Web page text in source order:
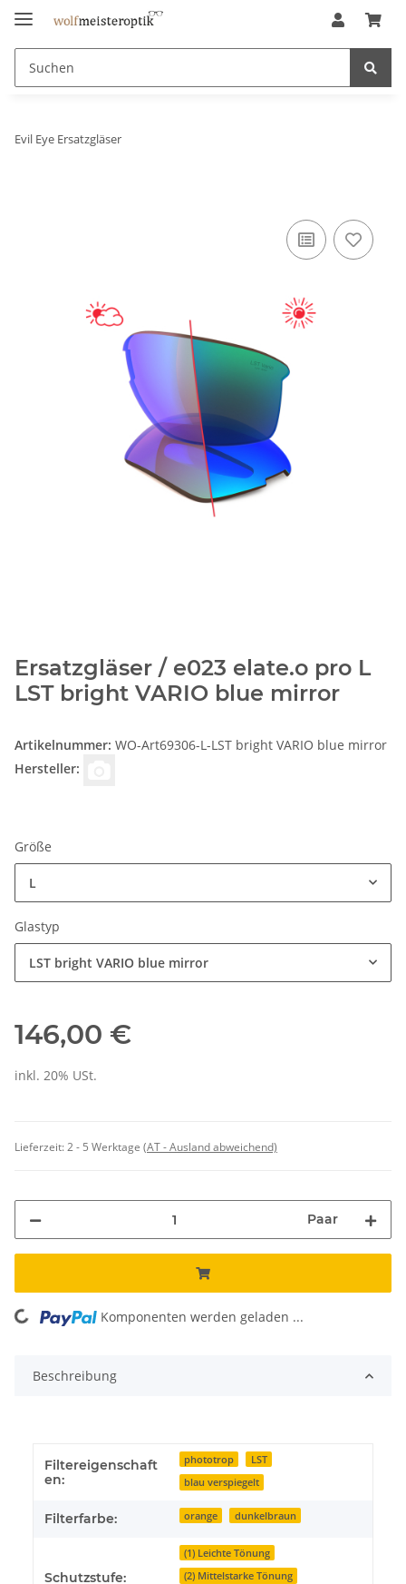
Evil Eye Ersatzgläser
Ersatzgläser / e023 elate.o pro L
LST bright VARIO blue mirror
Artikelnummer: WO-Art69306-L-LST bright VARIO blue mirror
Hersteller:
Größe
L
Glastyp
LST bright VARIO blue mirror
146,00 €
inkl. 20% USt.
Lieferzeit:2 - 5 Werktage (AT - Ausland abweichend)
Paar
Loading... Komponenten werden geladen ...
Beschreibung
Filtereigenschaft
en:
phototrop
LST
blau verspiegelt
Filterfarbe: orange dunkelbraun
Schutzstufe:
(1) Leichte Tönung
(2) Mittelstarke Tönung